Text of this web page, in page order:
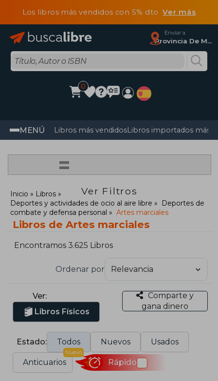
Los libros más vendidos con 5% dtoVer más
Enviar a
Provincia De Madrid
0
MENÚ Libros más vendidosLibros importados más
=
Ver Filtros
Inicio
Libros
Deportes y actividades de ocio al aire libre
Deportes de
combate y defensa personal
Artes marciales
Libros de Artes marciales
Encontramos 3.625 Libros
Ordenar por
Ver:
Libros Físicos
Comparte y
gana dinero
Estado: Todos Nuevos Usados
Anticuarios
Nuevo
Rápido